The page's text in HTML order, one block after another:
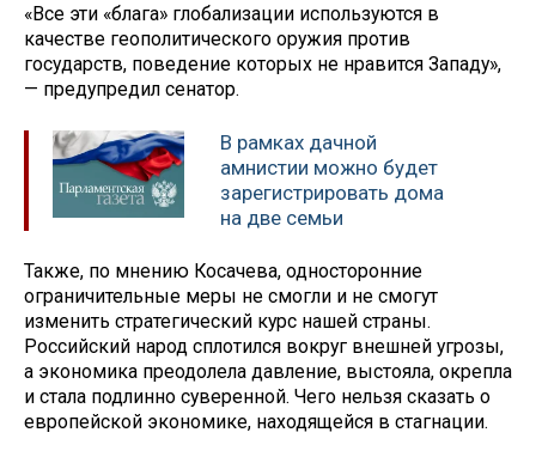
«Все эти «блага» глобализации используются в
качестве геополитического оружия против
государств, поведение которых не нравится Западу»,
— предупредил сенатор.
В рамках дачной
амнистии можно будет
зарегистрировать дома
на две семьи
Также, по мнению Косачева, односторонние
ограничительные меры не смогли и не смогут
изменить стратегический курс нашей страны.
Российский народ сплотился вокруг внешней угрозы,
а экономика преодолела давление, выстояла, окрепла
и стала подлинно суверенной. Чего нельзя сказать о
европейской экономике, находящейся в стагнации.